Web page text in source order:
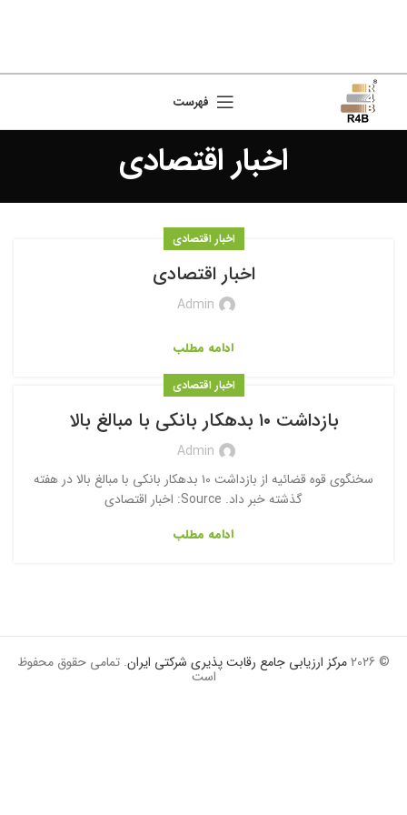
فهرست
اخبار اقتصادی
اخبار اقتصادی
اخبار اقتصادی
Admin
ادامه مطلب
اخبار اقتصادی
بازداشت ۱۰ بدهکار بانکی با مبالغ بالا
Admin
سخنگوی قوه قضائیه از بازداشت ۱۰ بدهکار بانکی با مبالغ بالا در هفته
گذشته خبر داد. Source: اخبار اقتصادی
ادامه مطلب
© 2026 مرکز ارزیابی جامع رقابت پذیری شرکتی ایران. تمامی حقوق محفوظ
است